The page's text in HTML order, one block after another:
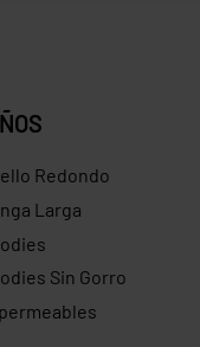
Redondo
Larga
Sin Gorro